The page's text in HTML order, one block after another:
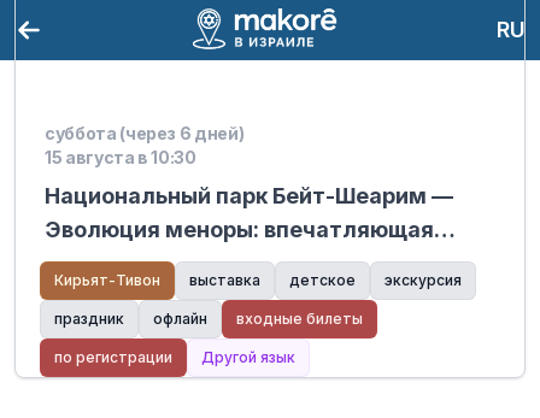
RU
суббота (через 6 дней)
15 августа в 10:30
Национальный парк Бейт-Шеарим —
Эволюция меноры: впечатляющая
аудиовизуальная презентация.
Кирьят-Тивон выставка детское экскурсия
праздник офлайн входные билеты
по регистрации Другой язык